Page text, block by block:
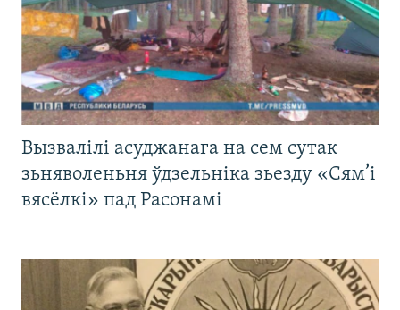
Вызвалілі асуджанага на сем сутак
зьняволеньня ўдзельніка зьезду «Сям’і
вясёлкі» пад Расонамі